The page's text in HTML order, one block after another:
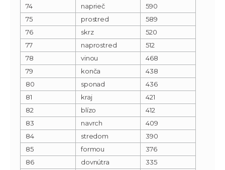
74 naprieč
590
75
prostred
589
76
skrz
520
77
naprostred
512
78
vinou
468
79
konča
438
80
sponad
436
81
kraj
421
82
blízo
412
83
navrch
409
84
stredom
390
85
formou
376
86
dovnútra
335